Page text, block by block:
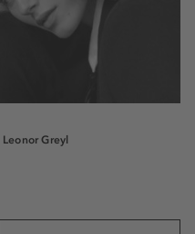
Leonor Greyl